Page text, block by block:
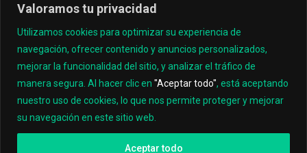
Valoramos tu privacidad
Utilizamos cookies para optimizar su experiencia de
navegación, ofrecer contenido y anuncios personalizados,
mejorar la funcionalidad del sitio, y analizar el tráfico de
manera segura. Al hacer clic en "Aceptar todo", está aceptando
nuestro uso de cookies, lo que nos permite proteger y mejorar
su navegación en este sitio web.
Aceptar todo
© 2022, Universidad Tecnológica de los Valles Centrales
de Oaxaca